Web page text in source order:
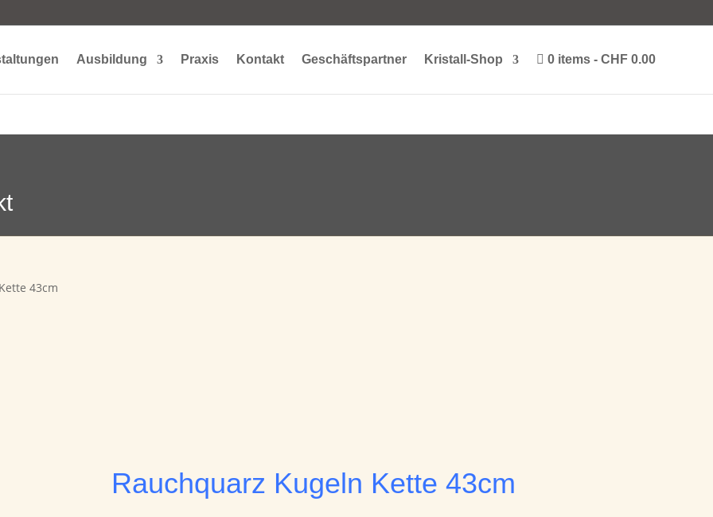
Ausbildung Praxis Kontakt Geschäftspartner Kristall-Shop 0 items CHF 0.00
43cm
Rauchquarz Kugeln Kette 43cm